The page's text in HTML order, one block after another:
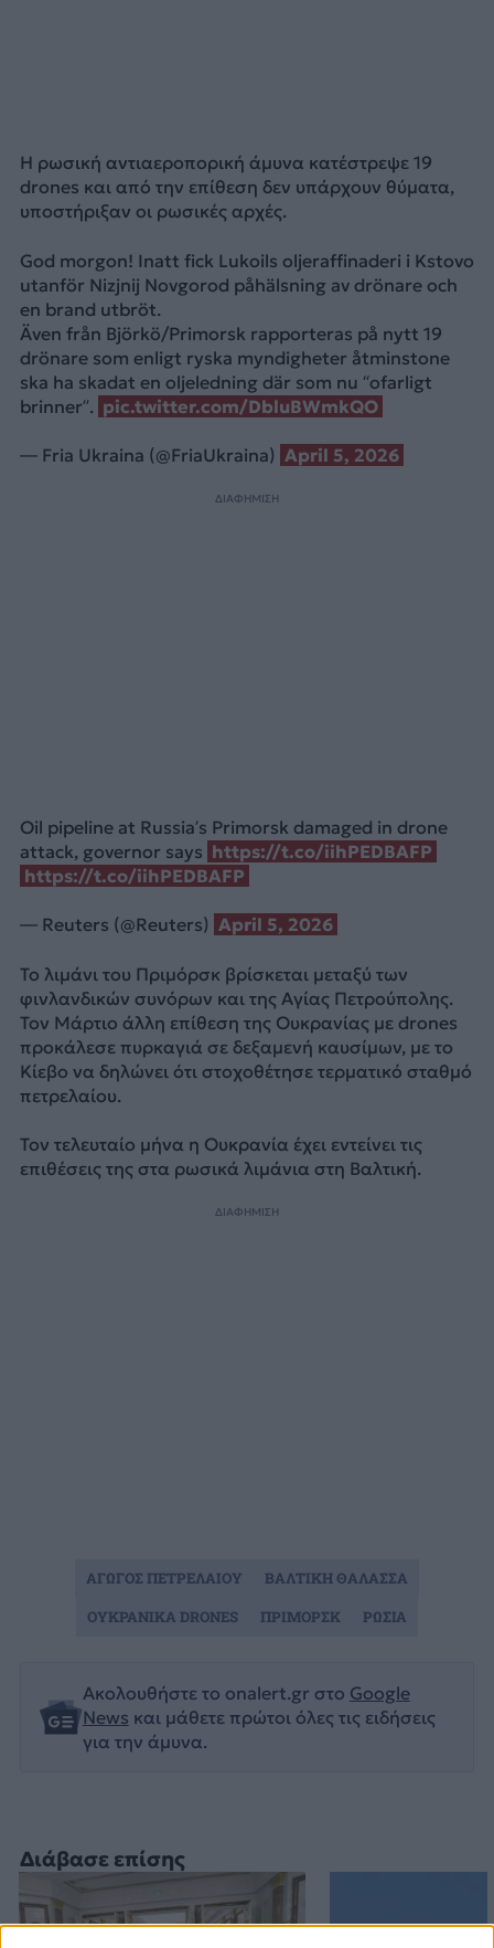
Διάβασε επίσης
Η ρωσική αντιαεροπορική άμυνα κατέστρεψε 19
drones και από την επίθεση δεν υπάρχουν θύματα,
υποστήριξαν οι ρωσικές αρχές.
God morgon! Inatt fick Lukoils oljeraffinaderi i Kstovo
utanför Nizjnij Novgorod påhälsning av drönare och
en brand utbröt.
Även från Björkö/Primorsk rapporteras på nytt 19
drönare som enligt ryska myndigheter åtminstone
ska ha skadat en oljeledning där som nu “ofarligt
brinner”. pic.twitter.com/DbluBWmkQO
— Fria Ukraina (@FriaUkraina) April 5, 2026
ΔΙΑΦΗΜΙΣΗ
Oil pipeline at Russia’s Primorsk damaged in drone
attack, governor says https://t.co/iihPEDBAFP
https://t.co/iihPEDBAFP
— Reuters (@Reuters) April 5, 2026
Το λιμάνι του Πριμόρσκ βρίσκεται μεταξύ των
φινλανδικών συνόρων και της Αγίας Πετρούπολης.
Τον Μάρτιο άλλη επίθεση της Ουκρανίας με drones
προκάλεσε πυρκαγιά σε δεξαμενή καυσίμων, με το
Κίεβο να δηλώνει ότι στοχοθέτησε τερματικό σταθμό
πετρελαίου.
Τον τελευταίο μήνα η Ουκρανία έχει εντείνει τις
επιθέσεις της στα ρωσικά λιμάνια στη Βαλτική.
ΔΙΑΦΗΜΙΣΗ
Ακολουθήστε το onalert.gr στο Google
News και μάθετε πρώτοι όλες τις ειδήσεις
για την άμυνα.
ΑΓΩΓΟΣ ΠΕΤΡΕΛΑΙΟΥ
ΒΑΛΤΙΚΗ ΘΑΛΑΣΣΑ
ΟΥΚΡΑΝΙΚΑ DRONES
ΠΡΙΜΟΡΣΚ ΡΩΣΙΑ